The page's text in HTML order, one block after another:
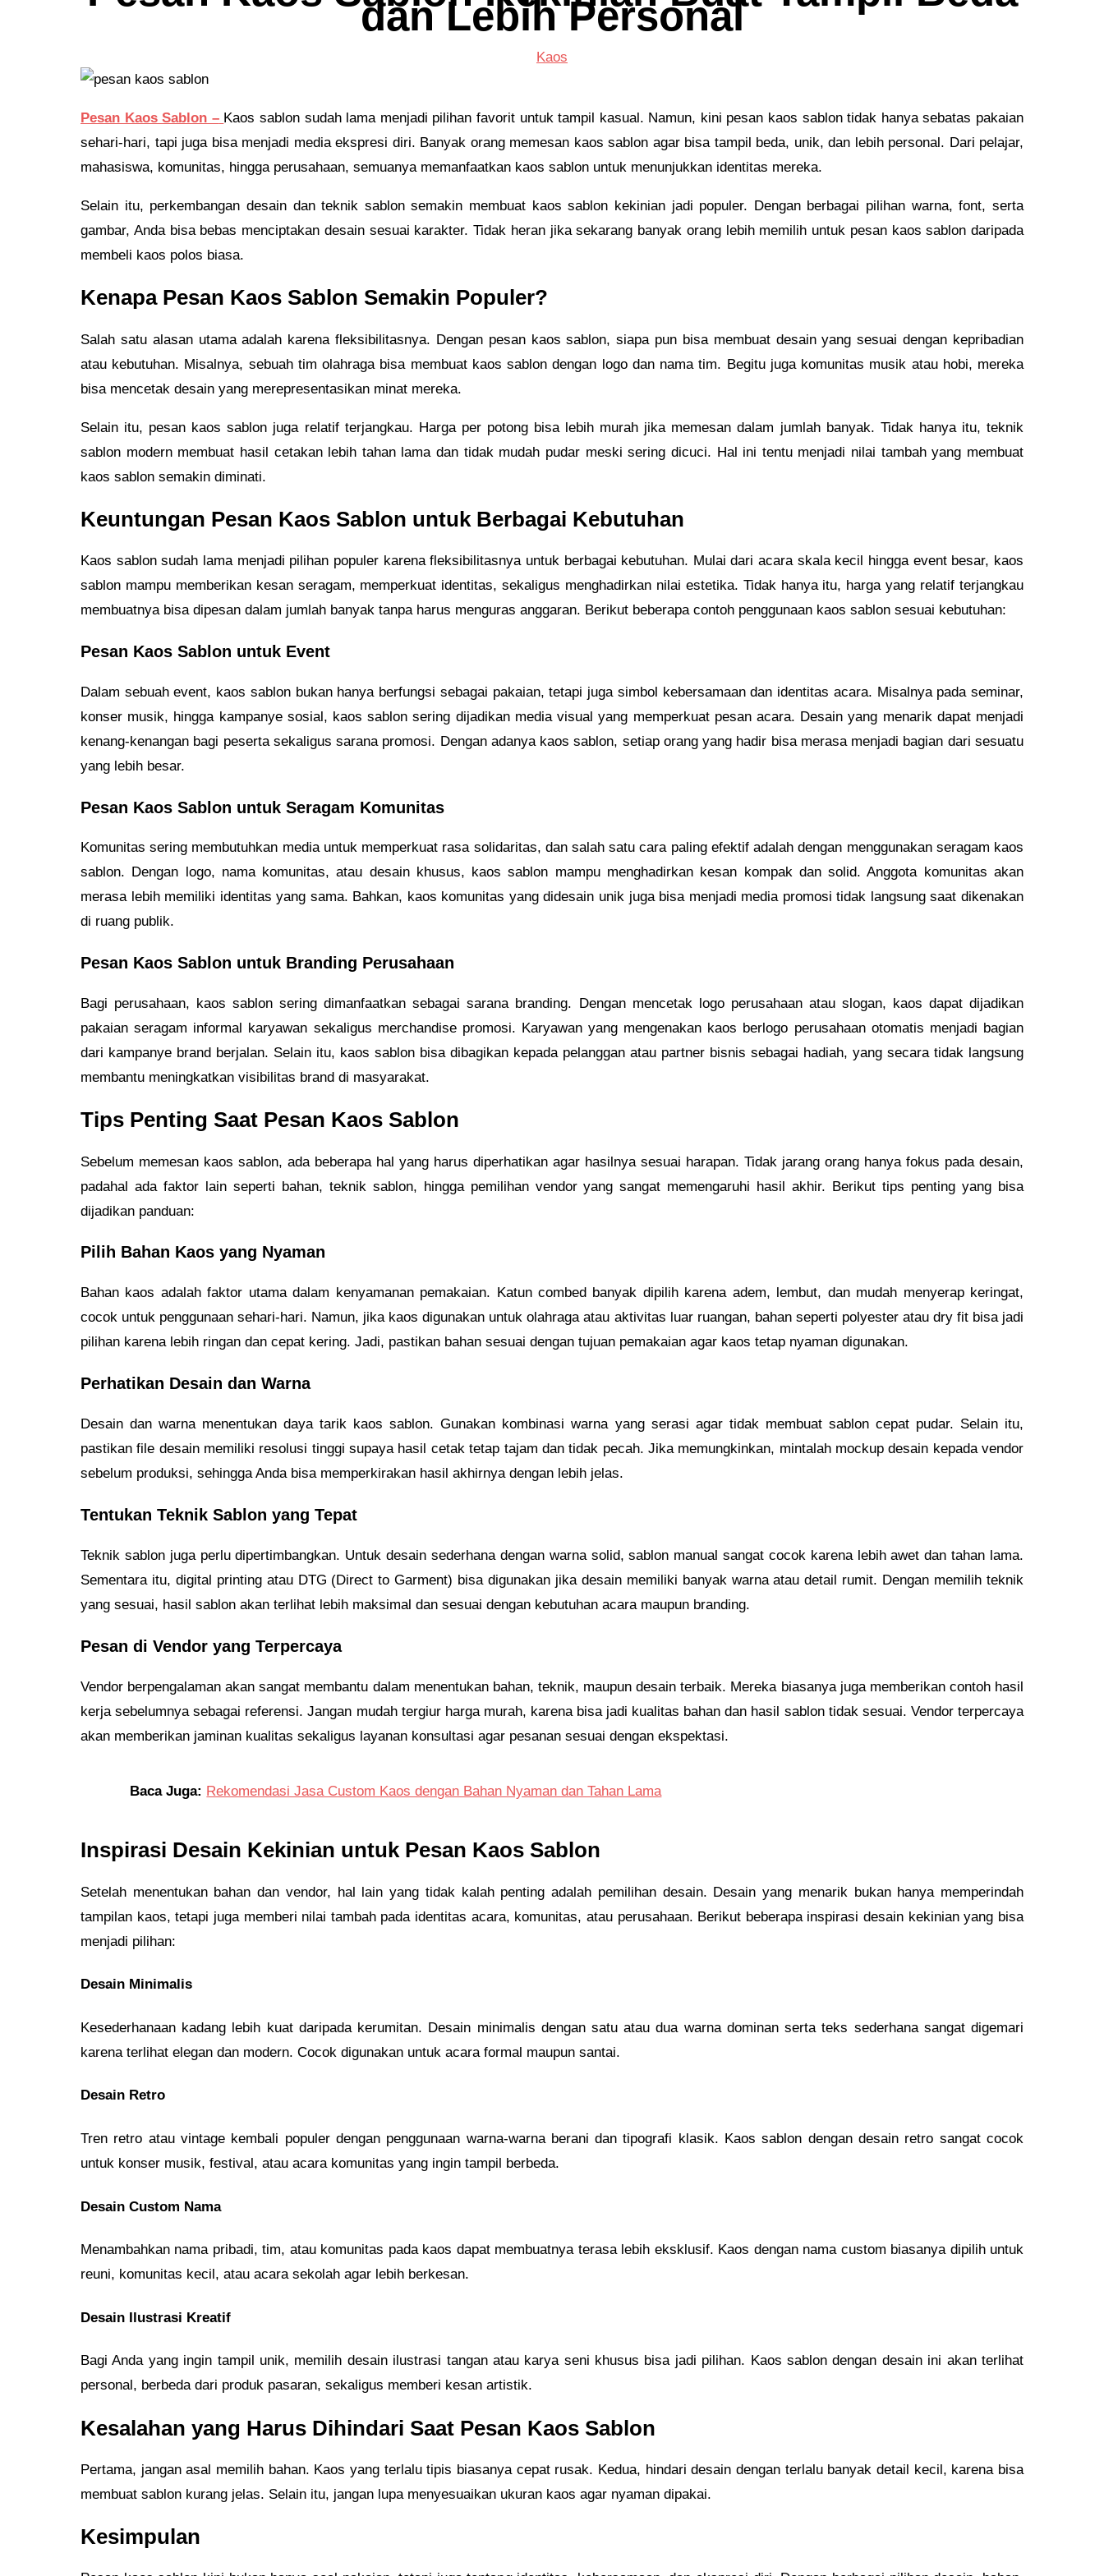
dan Lebih Personal
Kaos
Pesan Kaos Sablon – Kaos sablon sudah lama menjadi pilihan favorit untuk tampil kasual. Namun, kini pesan kaos sablon tidak hanya sebatas pakaian
sehari-hari, tapi juga bisa menjadi media ekspresi diri. Banyak orang memesan kaos sablon agar bisa tampil beda, unik, dan lebih personal. Dari pelajar,
mahasiswa, komunitas, hingga perusahaan, semuanya memanfaatkan kaos sablon untuk menunjukkan identitas mereka.
Selain itu, perkembangan desain dan teknik sablon semakin membuat kaos sablon kekinian jadi populer. Dengan berbagai pilihan warna, font, serta
gambar, Anda bisa bebas menciptakan desain sesuai karakter. Tidak heran jika sekarang banyak orang lebih memilih untuk pesan kaos sablon daripada
membeli kaos polos biasa.
Kenapa Pesan Kaos Sablon Semakin Populer?
Salah satu alasan utama adalah karena fleksibilitasnya. Dengan pesan kaos sablon, siapa pun bisa membuat desain yang sesuai dengan kepribadian
atau kebutuhan. Misalnya, sebuah tim olahraga bisa membuat kaos sablon dengan logo dan nama tim. Begitu juga komunitas musik atau hobi, mereka
bisa mencetak desain yang merepresentasikan minat mereka.
Selain itu, pesan kaos sablon juga relatif terjangkau. Harga per potong bisa lebih murah jika memesan dalam jumlah banyak. Tidak hanya itu, teknik
sablon modern membuat hasil cetakan lebih tahan lama dan tidak mudah pudar meski sering dicuci. Hal ini tentu menjadi nilai tambah yang membuat
kaos sablon semakin diminati.
Keuntungan Pesan Kaos Sablon untuk Berbagai Kebutuhan
Kaos sablon sudah lama menjadi pilihan populer karena fleksibilitasnya untuk berbagai kebutuhan. Mulai dari acara skala kecil hingga event besar, kaos
sablon mampu memberikan kesan seragam, memperkuat identitas, sekaligus menghadirkan nilai estetika. Tidak hanya itu, harga yang relatif terjangkau
membuatnya bisa dipesan dalam jumlah banyak tanpa harus menguras anggaran. Berikut beberapa contoh penggunaan kaos sablon sesuai kebutuhan:
Pesan Kaos Sablon untuk Event
Dalam sebuah event, kaos sablon bukan hanya berfungsi sebagai pakaian, tetapi juga simbol kebersamaan dan identitas acara. Misalnya pada seminar,
konser musik, hingga kampanye sosial, kaos sablon sering dijadikan media visual yang memperkuat pesan acara. Desain yang menarik dapat menjadi
kenang-kenangan bagi peserta sekaligus sarana promosi. Dengan adanya kaos sablon, setiap orang yang hadir bisa merasa menjadi bagian dari sesuatu
yang lebih besar.
Pesan Kaos Sablon untuk Seragam Komunitas
Komunitas sering membutuhkan media untuk memperkuat rasa solidaritas, dan salah satu cara paling efektif adalah dengan menggunakan seragam kaos
sablon. Dengan logo, nama komunitas, atau desain khusus, kaos sablon mampu menghadirkan kesan kompak dan solid. Anggota komunitas akan
merasa lebih memiliki identitas yang sama. Bahkan, kaos komunitas yang didesain unik juga bisa menjadi media promosi tidak langsung saat dikenakan
di ruang publik.
Pesan Kaos Sablon untuk Branding Perusahaan
Bagi perusahaan, kaos sablon sering dimanfaatkan sebagai sarana branding. Dengan mencetak logo perusahaan atau slogan, kaos dapat dijadikan
pakaian seragam informal karyawan sekaligus merchandise promosi. Karyawan yang mengenakan kaos berlogo perusahaan otomatis menjadi bagian
dari kampanye brand berjalan. Selain itu, kaos sablon bisa dibagikan kepada pelanggan atau partner bisnis sebagai hadiah, yang secara tidak langsung
membantu meningkatkan visibilitas brand di masyarakat.
Tips Penting Saat Pesan Kaos Sablon
Sebelum memesan kaos sablon, ada beberapa hal yang harus diperhatikan agar hasilnya sesuai harapan. Tidak jarang orang hanya fokus pada desain,
padahal ada faktor lain seperti bahan, teknik sablon, hingga pemilihan vendor yang sangat memengaruhi hasil akhir. Berikut tips penting yang bisa
dijadikan panduan:
Pilih Bahan Kaos yang Nyaman
Bahan kaos adalah faktor utama dalam kenyamanan pemakaian. Katun combed banyak dipilih karena adem, lembut, dan mudah menyerap keringat,
cocok untuk penggunaan sehari-hari. Namun, jika kaos digunakan untuk olahraga atau aktivitas luar ruangan, bahan seperti polyester atau dry fit bisa jadi
pilihan karena lebih ringan dan cepat kering. Jadi, pastikan bahan sesuai dengan tujuan pemakaian agar kaos tetap nyaman digunakan.
Perhatikan Desain dan Warna
Desain dan warna menentukan daya tarik kaos sablon. Gunakan kombinasi warna yang serasi agar tidak membuat sablon cepat pudar. Selain itu,
pastikan file desain memiliki resolusi tinggi supaya hasil cetak tetap tajam dan tidak pecah. Jika memungkinkan, mintalah mockup desain kepada vendor
sebelum produksi, sehingga Anda bisa memperkirakan hasil akhirnya dengan lebih jelas.
Tentukan Teknik Sablon yang Tepat
Teknik sablon juga perlu dipertimbangkan. Untuk desain sederhana dengan warna solid, sablon manual sangat cocok karena lebih awet dan tahan lama.
Sementara itu, digital printing atau DTG (Direct to Garment) bisa digunakan jika desain memiliki banyak warna atau detail rumit. Dengan memilih teknik
yang sesuai, hasil sablon akan terlihat lebih maksimal dan sesuai dengan kebutuhan acara maupun branding.
Pesan di Vendor yang Terpercaya
Vendor berpengalaman akan sangat membantu dalam menentukan bahan, teknik, maupun desain terbaik. Mereka biasanya juga memberikan contoh hasil
kerja sebelumnya sebagai referensi. Jangan mudah tergiur harga murah, karena bisa jadi kualitas bahan dan hasil sablon tidak sesuai. Vendor terpercaya
akan memberikan jaminan kualitas sekaligus layanan konsultasi agar pesanan sesuai dengan ekspektasi.
Baca Juga: Rekomendasi Jasa Custom Kaos dengan Bahan Nyaman dan Tahan Lama
Inspirasi Desain Kekinian untuk Pesan Kaos Sablon
Setelah menentukan bahan dan vendor, hal lain yang tidak kalah penting adalah pemilihan desain. Desain yang menarik bukan hanya memperindah
tampilan kaos, tetapi juga memberi nilai tambah pada identitas acara, komunitas, atau perusahaan. Berikut beberapa inspirasi desain kekinian yang bisa
menjadi pilihan:
Desain Minimalis
Kesederhanaan kadang lebih kuat daripada kerumitan. Desain minimalis dengan satu atau dua warna dominan serta teks sederhana sangat digemari
karena terlihat elegan dan modern. Cocok digunakan untuk acara formal maupun santai.
Desain Retro
Tren retro atau vintage kembali populer dengan penggunaan warna-warna berani dan tipografi klasik. Kaos sablon dengan desain retro sangat cocok
untuk konser musik, festival, atau acara komunitas yang ingin tampil berbeda.
Desain Custom Nama
Menambahkan nama pribadi, tim, atau komunitas pada kaos dapat membuatnya terasa lebih eksklusif. Kaos dengan nama custom biasanya dipilih untuk
reuni, komunitas kecil, atau acara sekolah agar lebih berkesan.
Desain Ilustrasi Kreatif
Bagi Anda yang ingin tampil unik, memilih desain ilustrasi tangan atau karya seni khusus bisa jadi pilihan. Kaos sablon dengan desain ini akan terlihat
personal, berbeda dari produk pasaran, sekaligus memberi kesan artistik.
Kesalahan yang Harus Dihindari Saat Pesan Kaos Sablon
Pertama, jangan asal memilih bahan. Kaos yang terlalu tipis biasanya cepat rusak. Kedua, hindari desain dengan terlalu banyak detail kecil, karena bisa
membuat sablon kurang jelas. Selain itu, jangan lupa menyesuaikan ukuran kaos agar nyaman dipakai.
Kesimpulan